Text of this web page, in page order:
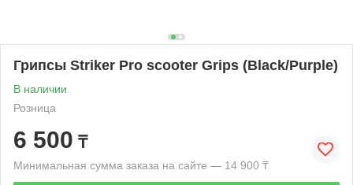
Грипсы Striker Pro scooter Grips (Black/Purple)
В наличии
Розница
6 500 ₸
Минимальная сумма заказа на сайте — 14 900 ₸